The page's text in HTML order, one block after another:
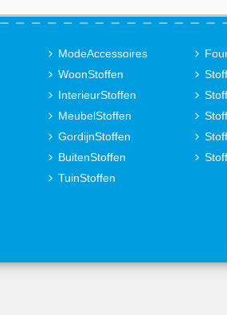
ModeAccessoires
WoonStoffen
InterieurStoffen
MeubelStoffen
GordijnStoffen
BuitenStoffen
TuinStoffen